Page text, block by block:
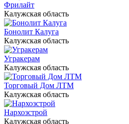
Фрилайт
Калужская область
Бонолит Калуга
Калужская область
Угракерам
Калужская область
Торговый Дом ЛТМ
Калужская область
Нархозстрой
Калужская область